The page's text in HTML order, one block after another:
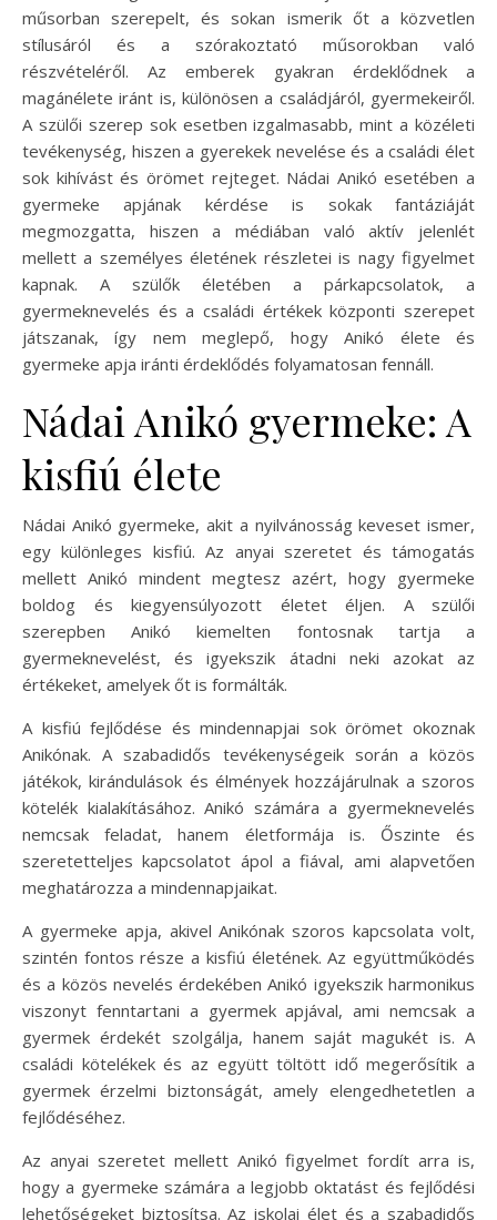
műsorban szerepelt, és sokan ismerik őt a közvetlen
stílusáról és a szórakoztató műsorokban való
részvételéről. Az emberek gyakran érdeklődnek a
magánélete iránt is, különösen a családjáról, gyermekeiről.
A szülői szerep sok esetben izgalmasabb, mint a közéleti
tevékenység, hiszen a gyerekek nevelése és a családi élet
sok kihívást és örömet rejteget. Nádai Anikó esetében a
gyermeke apjának kérdése is sokak fantáziáját
megmozgatta, hiszen a médiában való aktív jelenlét
mellett a személyes életének részletei is nagy figyelmet
kapnak. A szülők életében a párkapcsolatok, a
gyermeknevelés és a családi értékek központi szerepet
játszanak, így nem meglepő, hogy Anikó élete és
gyermeke apja iránti érdeklődés folyamatosan fennáll.
Nádai Anikó gyermeke: A
kisfiú élete
Nádai Anikó gyermeke, akit a nyilvánosság keveset ismer,
egy különleges kisfiú. Az anyai szeretet és támogatás
mellett Anikó mindent megtesz azért, hogy gyermeke
boldog és kiegyensúlyozott életet éljen. A szülői
szerepben Anikó kiemelten fontosnak tartja a
gyermeknevelést, és igyekszik átadni neki azokat az
értékeket, amelyek őt is formálták.
A kisfiú fejlődése és mindennapjai sok örömet okoznak
Anikónak. A szabadidős tevékenységeik során a közös
játékok, kirándulások és élmények hozzájárulnak a szoros
kötelék kialakításához. Anikó számára a gyermeknevelés
nemcsak feladat, hanem életformája is. Őszinte és
szeretetteljes kapcsolatot ápol a fiával, ami alapvetően
meghatározza a mindennapjaikat.
A gyermeke apja, akivel Anikónak szoros kapcsolata volt,
szintén fontos része a kisfiú életének. Az együttműködés
és a közös nevelés érdekében Anikó igyekszik harmonikus
viszonyt fenntartani a gyermek apjával, ami nemcsak a
gyermek érdekét szolgálja, hanem saját magukét is. A
családi kötelékek és az együtt töltött idő megerősítik a
gyermek érzelmi biztonságát, amely elengedhetetlen a
fejlődéséhez.
Az anyai szeretet mellett Anikó figyelmet fordít arra is,
hogy a gyermeke számára a legjobb oktatást és fejlődési
lehetőségeket biztosítsa. Az iskolai élet és a szabadidős